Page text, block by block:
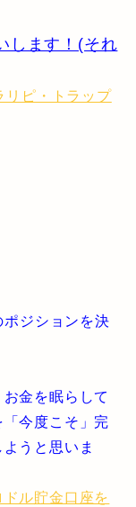
します！(それ
ジションを決
金を眠らして
今度こそ」完
うと思いま
ドル貯金口座を